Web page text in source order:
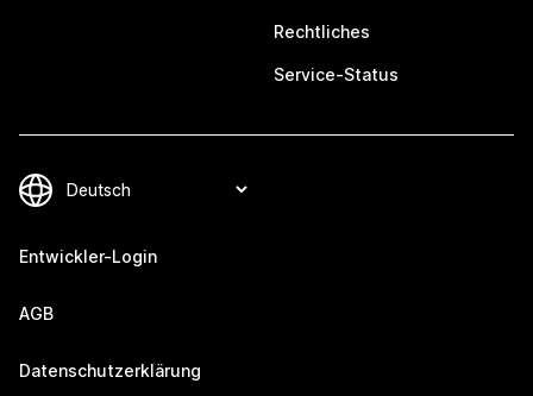
Rechtliches
Service-Status
Entwickler-Login
AGB
Datenschutzerklärung